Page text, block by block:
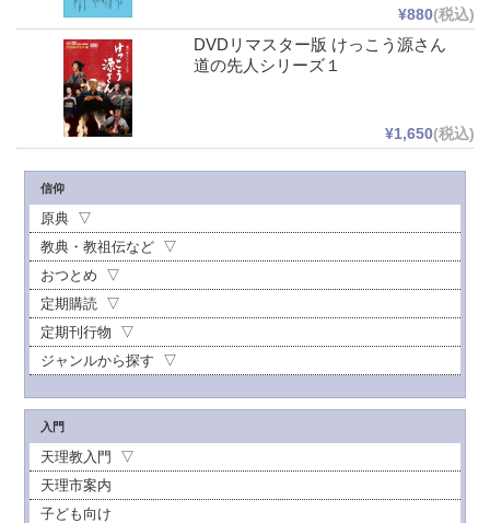
¥880(税込)
DVDリマスター版 けっこう源さん
道の先人シリーズ１
¥1,650(税込)
信仰
原典
教典・教祖伝など
おつとめ
定期購読
定期刊行物
ジャンルから探す
入門
天理教入門
天理市案内
子ども向け